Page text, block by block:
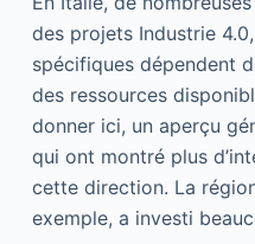
des projets Industrie
spécifiques dépendent
des ressources
donner ici, un aperçu
qui ont montré plus
cette direction. La
exemple, a investi